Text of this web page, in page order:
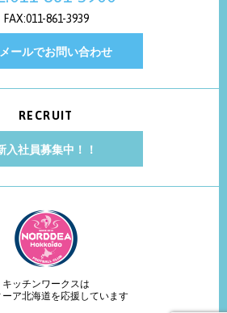
FAX:011-861-3939
メールでお問い合わせ
RECRUIT
入社員募集中！！
キッチンワークスは
ーア北海道を応援しています